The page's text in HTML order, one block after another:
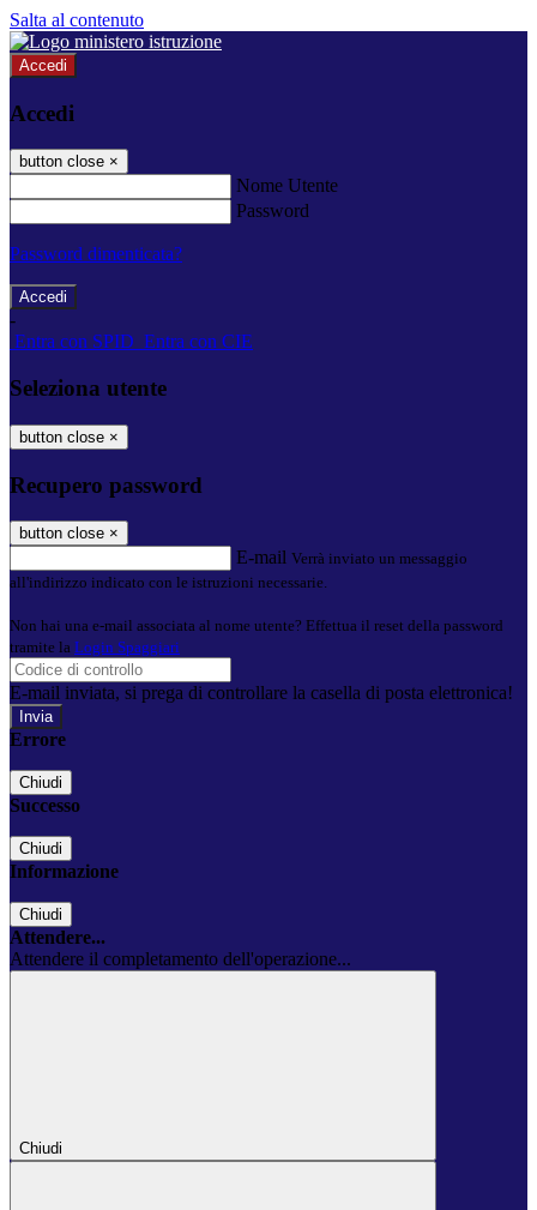
Salta al contenuto
Accedi
Accedi
button close ×
Nome Utente
Password
Password dimenticata?
-
Entra con SPID Entra con CIE
Seleziona utente
button close ×
Recupero password
button close ×
E-mail Verrà inviato un messaggio
all'indirizzo indicato con le istruzioni necessarie.
Non hai una e-mail associata al nome utente? Effettua il reset della password
tramite la Login Spaggiari
E-mail inviata, si prega di controllare la casella di posta elettronica!
Errore
Chiudi
Successo
Chiudi
Informazione
Chiudi
Attendere...
Attendere il completamento dell'operazione...
Chiudi